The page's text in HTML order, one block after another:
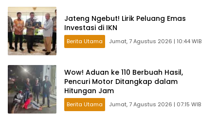
Jateng Ngebut! Lirik Peluang Emas
Investasi di IKN
Berita Utama Jumat, 7 Agustus 2026 | 10:44 WIB
Wow! Aduan ke 110 Berbuah Hasil,
Pencuri Motor Ditangkap dalam
Hitungan Jam
Berita Utama Jumat, 7 Agustus 2026 | 07:15 WIB